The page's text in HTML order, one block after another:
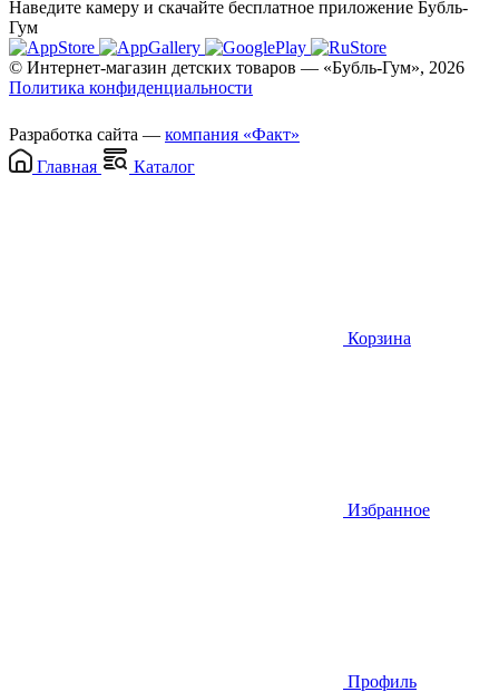
Наведите камеру и скачайте бесплатное приложение Бубль-
Гум
© Интернет-магазин детских товаров — «Бубль-Гум», 2026
Политика конфиденциальности
Разработка сайта — компания «Факт»
Главная
Каталог
Корзина
Избранное
Профиль